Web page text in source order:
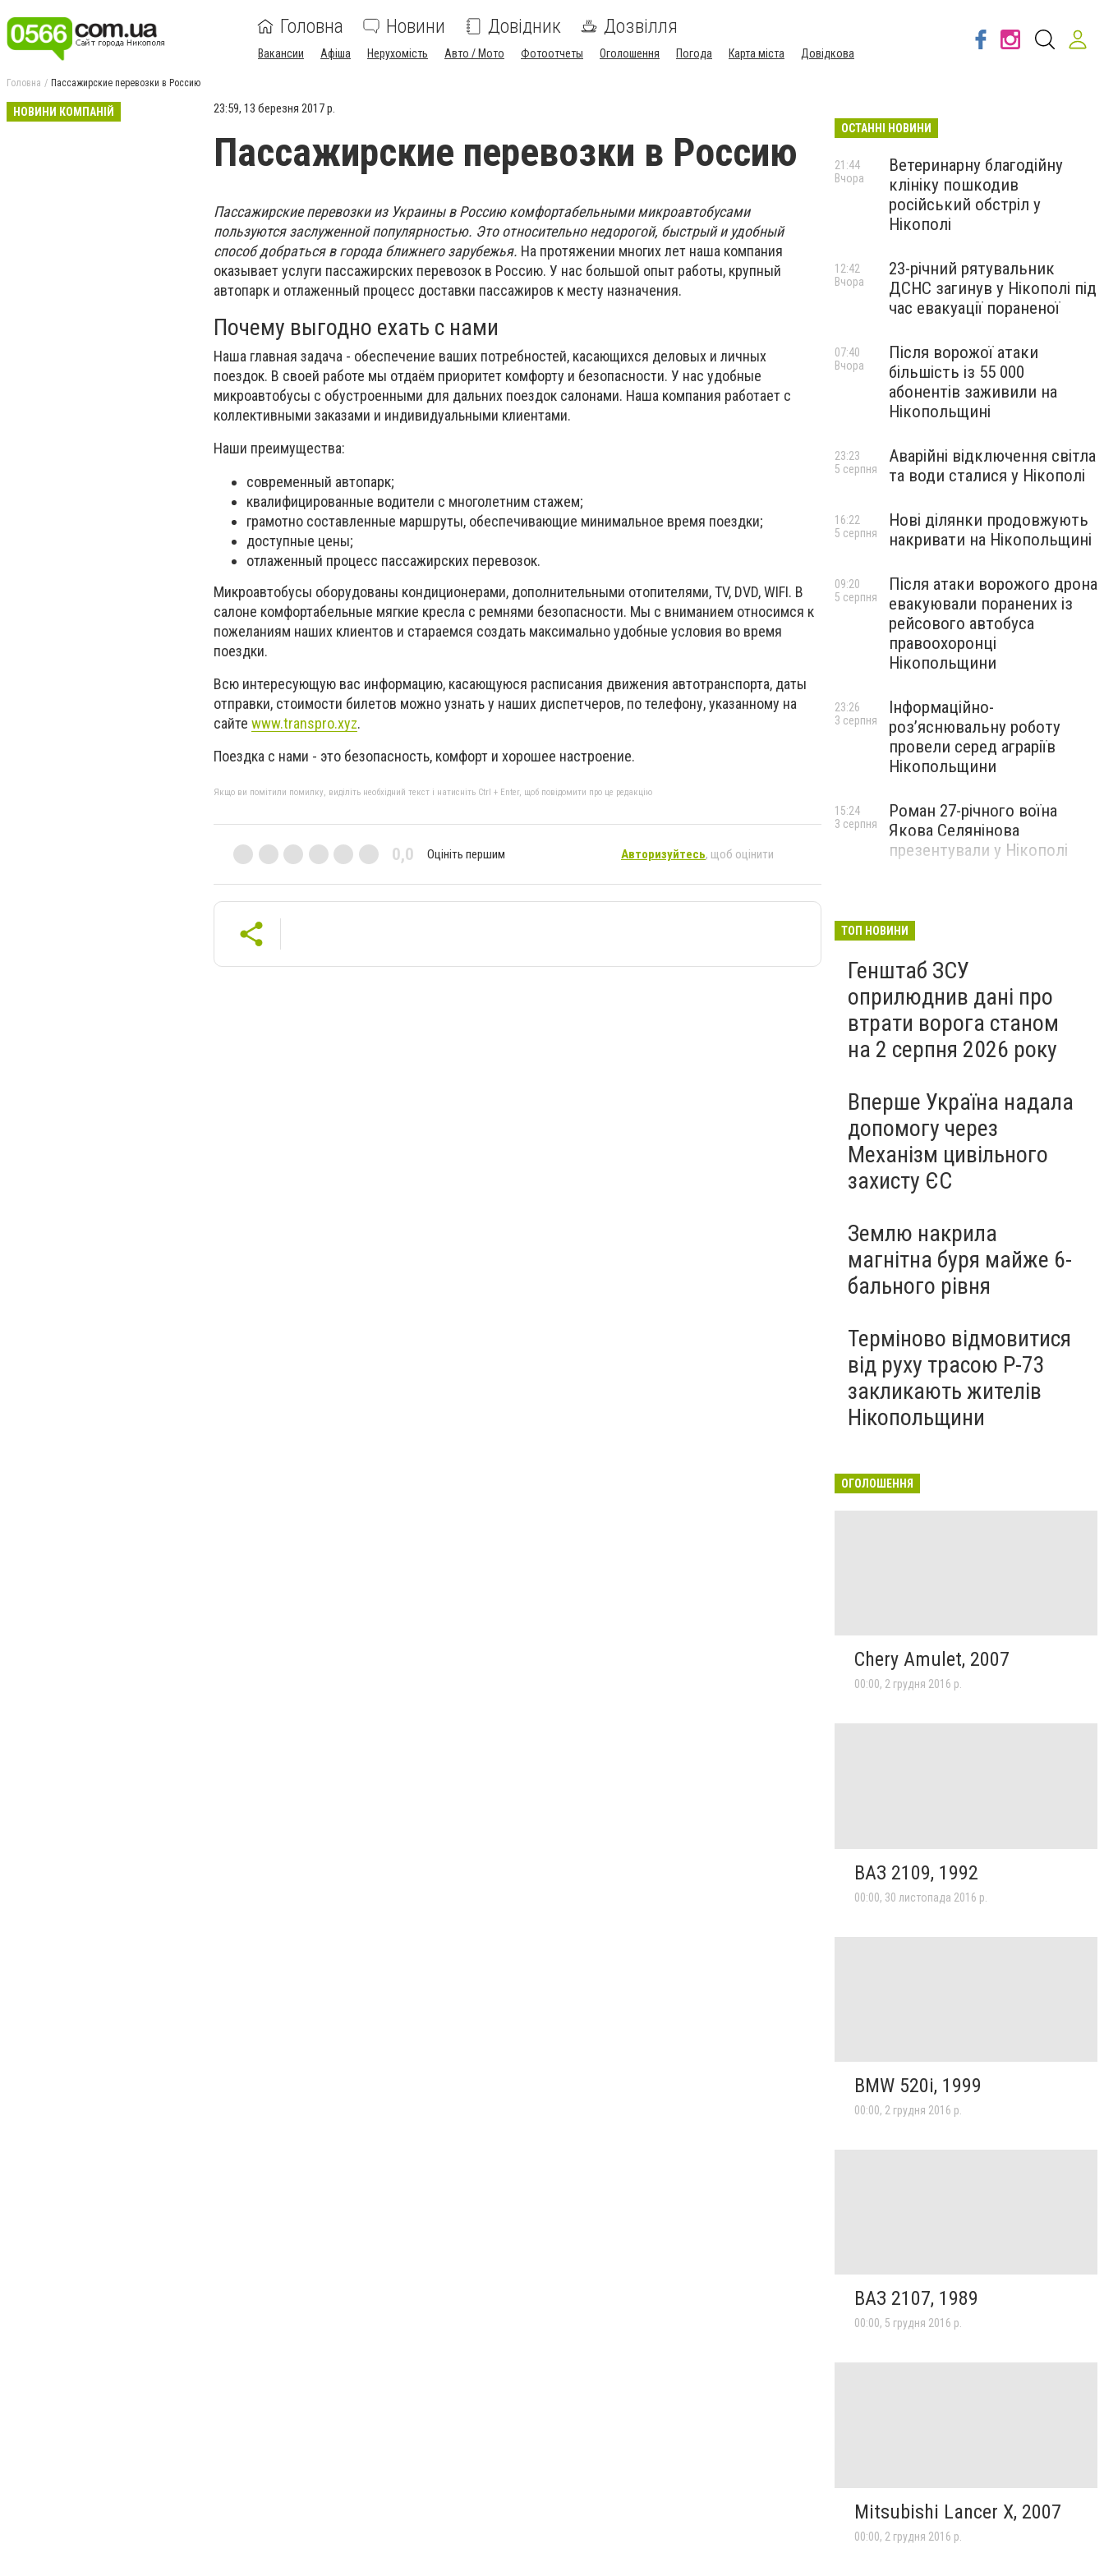
Головна Новини Довідник Дозвілля
Вакансии Афіша Нерухомість Авто / Мото Фотоотчеты Оголошення Погода Карта міста Довідкова
Головна Пассажирские перевозки в Россию
НОВИНИ КОМПАНІЙ 23:59, 13 березня 2017 р.
Пассажирские перевозки в Россию
Пассажирские перевозки из Украины в Россию комфортабельными микроавтобусами
пользуются заслуженной популярностью. Это относительно недорогой, быстрый и удобный
способ добраться в города ближнего зарубежья. На протяжении многих лет наша компания
оказывает услуги пассажирских перевозок в Россию. У нас большой опыт работы, крупный
автопарк и отлаженный процесс доставки пассажиров к месту назначения.
Почему выгодно ехать с нами
Наша главная задача - обеспечение ваших потребностей, касающихся деловых и личных
поездок. В своей работе мы отдаём приоритет комфорту и безопасности. У нас удобные
микроавтобусы с обустроенными для дальних поездок салонами. Наша компания работает с
коллективными заказами и индивидуальными клиентами.
Наши преимущества:
современный автопарк;
квалифицированные водители с многолетним стажем;
грамотно составленные маршруты, обеспечивающие минимальное время поездки;
доступные цены;
отлаженный процесс пассажирских перевозок.
Микроавтобусы оборудованы кондиционерами, дополнительными отопителями, TV, DVD, WIFI. В
салоне комфортабельные мягкие кресла с ремнями безопасности. Мы с вниманием относимся к
пожеланиям наших клиентов и стараемся создать максимально удобные условия во время
поездки.
Всю интересующую вас информацию, касающуюся расписания движения автотранспорта, даты
отправки, стоимости билетов можно узнать у наших диспетчеров, по телефону, указанному на
сайте www.transpro.xyz.
Поездка с нами - это безопасность, комфорт и хорошее настроение.
Якщо ви помітили помилку, виділіть необхідний текст і натисніть Ctrl + Enter, щоб повідомити про це редакцію
0,0 Оцініть першим Авторизуйтесь, щоб оцінити
ОСТАННІ НОВИНИ
Ветеринарну благодійну
клініку пошкодив
російський обстріл у
Нікополі
21:44
Вчора
23-річний рятувальник
ДСНС загинув у Нікополі під
час евакуації пораненої
12:42
Вчора
Після ворожої атаки
більшість із 55 000
абонентів заживили на
Нікопольщині
07:40
Вчора
Аварійні відключення світла
та води сталися у Нікополі
23:23
5 серпня
Нові ділянки продовжують
накривати на Нікопольщині
16:22
5 серпня
Після атаки ворожого дрона
евакуювали поранених із
рейсового автобуса
правоохоронці
Нікопольщини
09:20
5 серпня
Інформаційно-
роз’яснювальну роботу
провели серед аграріїв
Нікопольщини
23:26
3 серпня
Роман 27-річного воїна
Якова Селянінова
презентували у Нікополі
15:24
3 серпня
ТОП НОВИНИ
Генштаб ЗСУ
оприлюднив дані про
втрати ворога станом
на 2 серпня 2026 року
Вперше Україна надала
допомогу через
Механізм цивільного
захисту ЄС
Землю накрила
магнітна буря майже 6-
бального рівня
Терміново відмовитися
від руху трасою Р-73
закликають жителів
Нікопольщини
ОГОЛОШЕННЯ
Chery Amulet, 2007
00:00, 2 грудня 2016 р.
ВАЗ 2109, 1992
00:00, 30 листопада 2016 р.
BMW 520i, 1999
00:00, 2 грудня 2016 р.
ВАЗ 2107, 1989
00:00, 5 грудня 2016 р.
Mitsubishi Lancer X, 2007
00:00, 2 грудня 2016 р.